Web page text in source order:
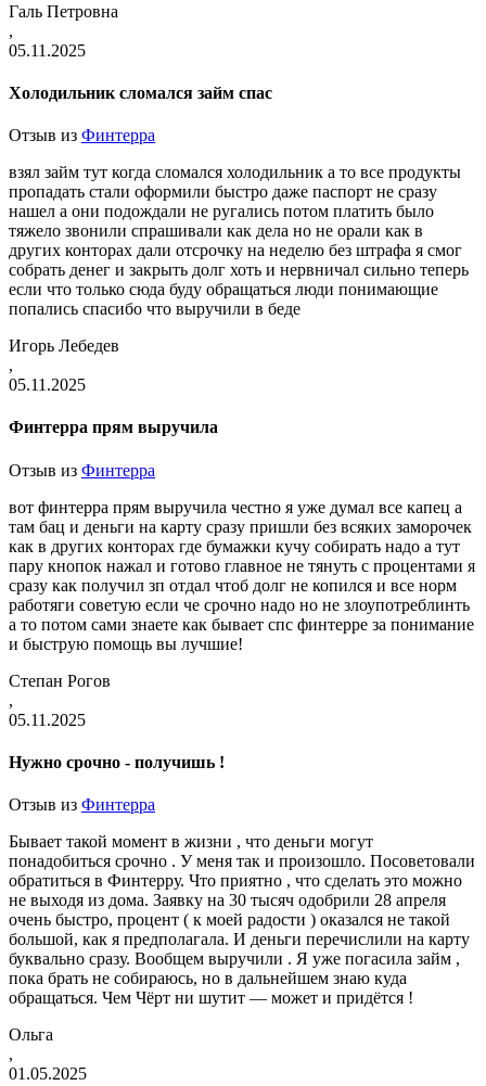
Галь Петровна
,
05.11.2025
Холодильник сломался займ спас
Отзыв из Финтерра
взял займ тут когда сломался холодильник а то все продукты
пропадать стали оформили быстро даже паспорт не сразу
нашел а они подождали не ругались потом платить было
тяжело звонили спрашивали как дела но не орали как в
других конторах дали отсрочку на неделю без штрафа я смог
собрать денег и закрыть долг хоть и нервничал сильно теперь
если что только сюда буду обращаться люди понимающие
попались спасибо что выручили в беде
Игорь Лебедев
,
05.11.2025
Финтерра прям выручила
Отзыв из Финтерра
вот финтерра прям выручила честно я уже думал все капец а
там бац и деньги на карту сразу пришли без всяких заморочек
как в других конторах где бумажки кучу собирать надо а тут
пару кнопок нажал и готово главное не тянуть с процентами я
сразу как получил зп отдал чтоб долг не копился и все норм
работяги советую если че срочно надо но не злоупотреблинть
а то потом сами знаете как бывает спс финтерре за понимание
и быструю помощь вы лучшие!
Степан Рогов
,
05.11.2025
Нужно срочно - получишь !
Отзыв из Финтерра
Бывает такой момент в жизни , что деньги могут
понадобиться срочно . У меня так и произошло. Посоветовали
обратиться в Финтерру. Что приятно , что сделать это можно
не выходя из дома. Заявку на 30 тысяч одобрили 28 апреля
очень быстро, процент ( к моей радости ) оказался не такой
большой, как я предполагала. И деньги перечислили на карту
буквально сразу. Вообщем выручили . Я уже погасила займ ,
пока брать не собираюсь, но в дальнейшем знаю куда
обращаться. Чем Чёрт ни шутит — может и придётся !
Ольга
,
01.05.2025